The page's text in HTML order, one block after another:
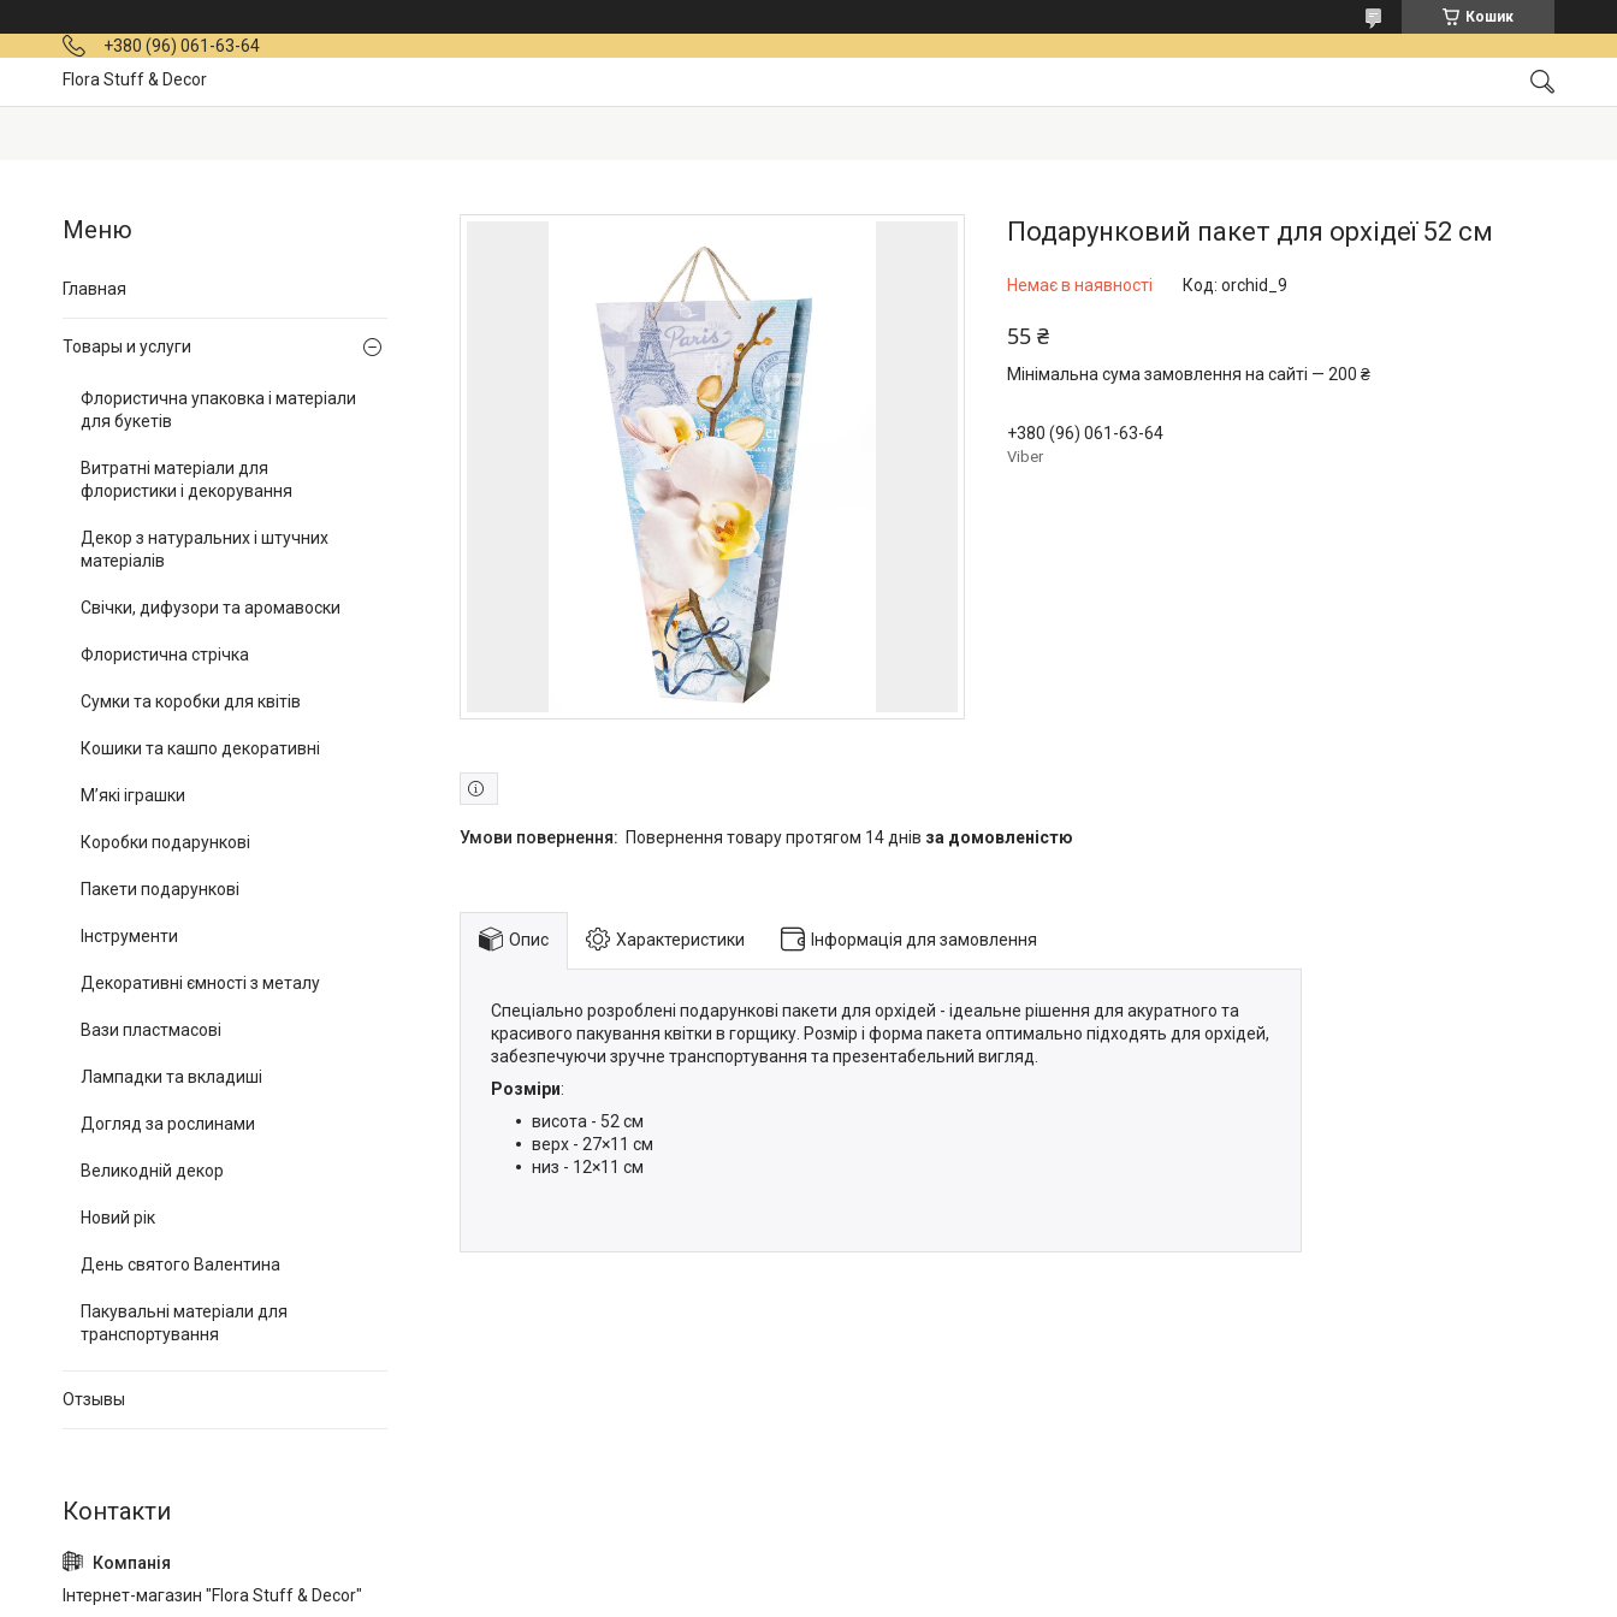
Кошик
+380 (96) 061-63-64
Flora Stuff & Decor
Подарунковий пакет для орхідеї 52 см
Немає в наявності Код: orchid_9
55 ₴
Мінімальна сума замовлення на сайті — 200 ₴
+380 (96) 061-63-64
Viber
повернення товару протягом 14 днів за домовленістю
Опис Характеристики Інформація для замовлення
Спеціально розроблені подарункові пакети для орхідей - ідеальне рішення для акуратного та
красивого пакування квітки в горщику. Розмір і форма пакета оптимально підходять для орхідей,
забезпечуючи зручне транспортування та презентабельний вигляд.
Розміри:
висота - 52 см
верх - 27×11 см
низ - 12×11 см
Главная
Товары и услуги
Флористична упаковка і матеріали
для букетів
Витратні матеріали для
флористики і декорування
Декор з натуральних і штучних
матеріалів
Свічки, дифузори та аромавоски
Флористична стрічка
Сумки та коробки для квітів
Кошики та кашпо декоративні
М’які іграшки
Коробки подарункові
Пакети подарункові
Інструменти
Декоративні ємності з металу
Вази пластмасові
Лампадки та вкладиші
Догляд за рослинами
Великодній декор
Новий рік
День святого Валентина
Пакувальні матеріали для
транспортування
Отзывы
Інтернет-магазин "Flora Stuff & Decor"